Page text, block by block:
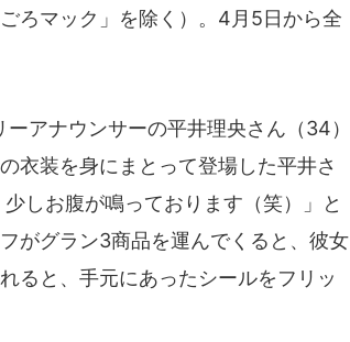
ろマック」を除く）。4月5日から全
アナウンサーの平井理央さん（34）
衣装を身にまとって登場した平井さ
しお腹が鳴っております（笑）」と
がグラン3商品を運んでくると、彼女
ると、手元にあったシールをフリッ